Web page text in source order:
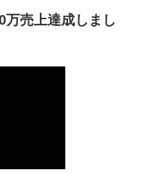
万売上達成しまし